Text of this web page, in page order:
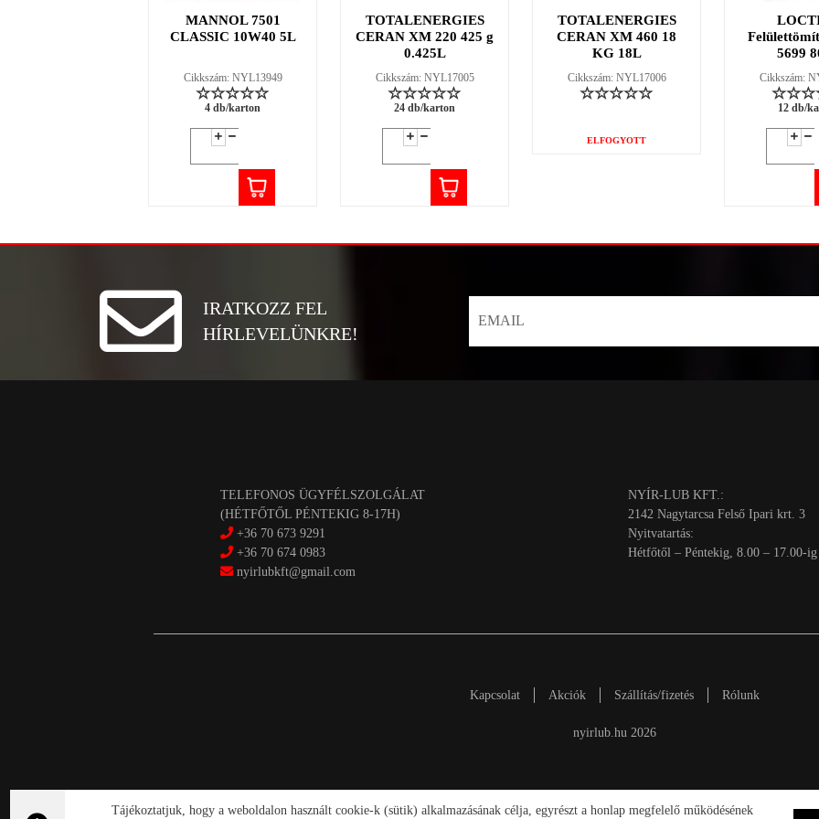
MANNOL 7501
CLASSIC 10W40 5L
Cikkszám: NYL13949
4 db/karton
TOTALENERGIES
CERAN XM 220 425 g
0.425L
Cikkszám: NYL17005
24 db/karton
TOTALENERGIES
CERAN XM 460 18
KG 18L
Cikkszám: NYL17006
ELFOGYOTT
5699
Cikkszám:
12 db/
IRATKOZZ FEL
HÍRLEVELÜNKRE!
TELEFONOS ÜGYFÉLSZOLGÁLAT
(HÉTFŐTŐL PÉNTEKIG 8-17H)
+36 70 673 9291
+36 70 674 0983
nyirlubkft@gmail.com
NYÍR-LUB KFT.:
2142 Nagytarcsa Felső Ipari krt. 3
Nyitvatartás:
Hétfőtől – Péntekig, 8.00 – 17.00-
Kapcsolat Akciók Szállítás/fizetés Rólunk
nyirlub.hu 2026
Tájékoztatjuk, hogy a weboldalon használt cookie-k (sütik) alkalmazásának célja, egyrészt a honlap megfelelő működésének